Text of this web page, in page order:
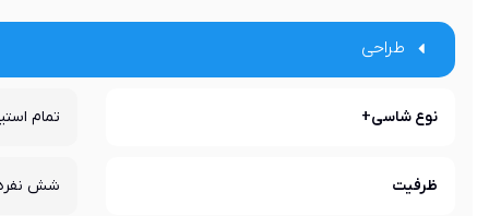
طراحی
نوع شاسی+ تمام
ظرفیت شش